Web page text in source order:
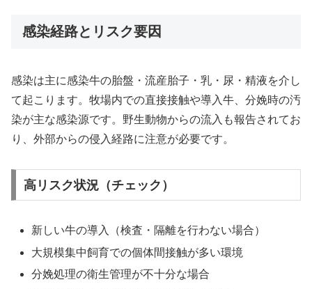
感染経路とリスク要因
感染は主に感染牛の胎盤・流産胎子・乳・尿・精液を介し
て起こります。牧場内での直接接触や導入牛、分娩時の汚
染が主な感染源です。野生動物からの流入も報告されてお
り、外部からの侵入経路に注意が必要です。
高リスク状況（チェック）
新しい牛の導入（検査・隔離を行わない場合）
大規模集中飼育での個体間接触が多い環境
分娩処理の衛生管理が不十分な場合